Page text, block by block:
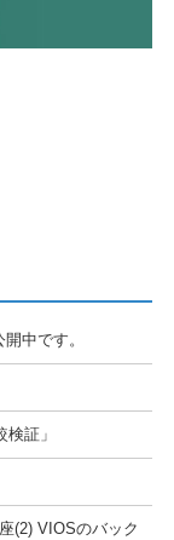
中です。
証」
(2) VIOSのバック